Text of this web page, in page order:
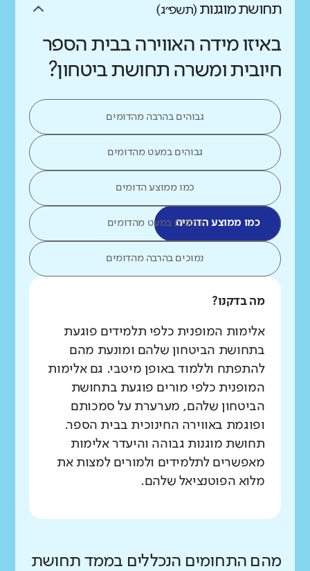
תחושת מוגנות (תשפ״ג)
באיזו מידה האווירה בבית הספר
חיובית ומשרה תחושת ביטחון?
גבוהים בהרבה מהדומים
גבוהים במעט מהדומים
כמו ממוצע הדומים
כמו ממוצע הדומיםנמוכים במעט מהדומים
נמוכים בהרבה מהדומים
מה בדקנו?
אלימות המופנית כלפי תלמידים פוגעת
בתחושת הביטחון שלהם ומונעת מהם
להתפתח וללמוד באופן מיטבי. גם אלימות
המופנית כלפי מורים פוגעת בתחושת
הביטחון שלהם, מערערת על סמכותם
ופוגמת באווירה החינוכית בבית הספר.
תחושת מוגנות גבוהה והיעדר אלימות
מאפשרים לתלמידים ולמורים למצות את
מלוא הפוטנציאל שלהם.
מהם התחומים הנכללים בממד תחושת